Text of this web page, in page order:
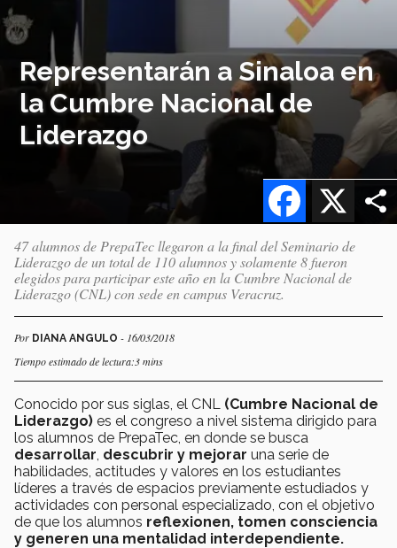
Representarán a Sinaloa en
la Cumbre Nacional de
Liderazgo
X
Facebook
47 alumnos de PrepaTec llegaron a la final del Seminario de
Liderazgo de un total de 110 alumnos y solamente 8 fueron
elegidos para participar este año en la Cumbre Nacional de
Liderazgo (CNL) con sede en campus Veracruz.
Por DIANA ANGULO - 16/03/2018
Tiempo estimado de lectura:3 mins
Conocido por sus siglas, el CNL (Cumbre Nacional de
Liderazgo) es el congreso a nivel sistema dirigido para
los alumnos de PrepaTec, en donde se busca
desarrollar descubrir y mejorar una serie de
habilidades, actitudes y valores en los estudiantes
líderes a través de espacios previamente estudiados y
actividades con personal especializado, con el objetivo
de que los alumnos reflexionen, tomen consciencia
y generen una mentalidad interdependiente.